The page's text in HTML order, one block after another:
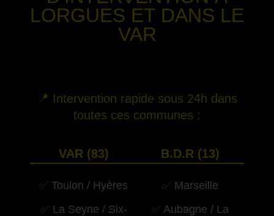
LORGUES ET DANS LE
VAR
📍 Intervention rapide sous 24h dans
toutes ces communes :
VAR (83)
✅ Toulon / Hyères
✅ La Seyne / Six-
B.D.R (13)
✅ Marseille
✅ Aubagne / La